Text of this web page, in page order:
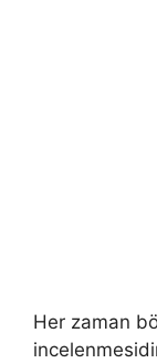
Her zaman